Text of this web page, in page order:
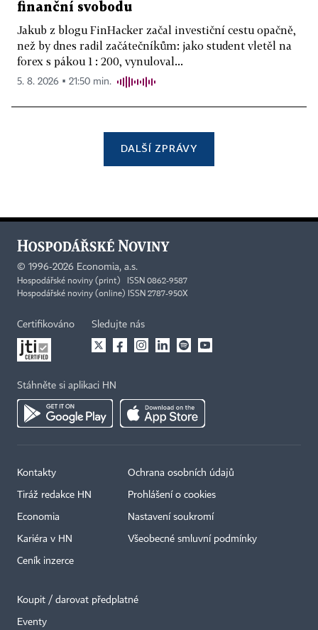
finanční svobodu
Jakub z blogu FinHacker začal investiční cestu opačně,
než by dnes radil začátečníkům: jako student vletěl na
forex s pákou 1 : 200, vynuloval...
5. 8. 2026 ▪ 21:50 min.
DALŠÍ ZPRÁVY
© 1996-2026 Economia, a.s.
Hospodářské noviny (print) ISSN 0862-9587
Hospodářské noviny (online) ISSN 2787-950X
Certifikováno Sledujte nás
Stáhněte si aplikaci HN
Kontakty
Tiráž redakce HN
Economia
Kariéra v HN
Ceník inzerce
Ochrana osobních údajů
Prohlášení o cookies
Nastavení soukromí
Všeobecné smluvní podmínky
Koupit / darovat předplatné
Eventy